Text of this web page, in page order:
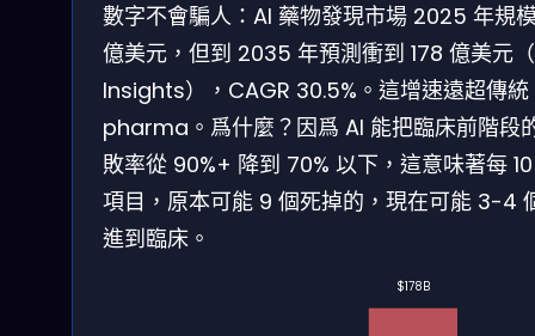
數字不會騙人：AI 藥物發現市場 2025 年規
億美元，但到 2035 年預測衝到 178 億美元
Insights），CAGR 30.5%。這增速遠超傳統
pharma。爲什麼？因爲 AI 能把臨床前階段
敗率從 90%+ 降到 70% 以下，這意味著每
項目，原本可能 9 個死掉的，現在可能 3-4
進到臨床。
$178B